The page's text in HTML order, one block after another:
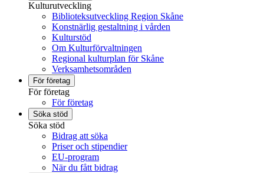
Kulturutveckling
Biblioteksutveckling Region Skåne
Konstnärlig gestaltning i vården
Kulturstöd
Om Kulturförvaltningen
Regional kulturplan för Skåne
Verksamhetsområden
För företag
För företag
För företag
Söka stöd
Söka stöd
Bidrag att söka
Priser och stipendier
EU-program
När du fått bidrag